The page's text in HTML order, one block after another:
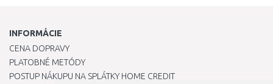
INFORMÁCIE
CENA DOPRAVY
PLATOBNÉ METÓDY
POSTUP NÁKUPU NA SPLÁTKY HOME CREDIT